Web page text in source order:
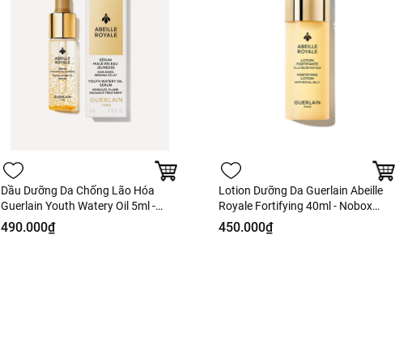
Dầu Dưỡng Da Chống Lão Hóa
Guerlain Youth Watery Oil 5ml -
Fullbox Hàng Duty
490.000₫
Lotion Dưỡng Da Guerlain Abeille
Royale Fortifying 40ml - Nobox
Hàng Duty
450.000₫